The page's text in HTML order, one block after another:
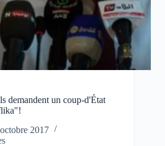
demandent un coup-d'État
2017